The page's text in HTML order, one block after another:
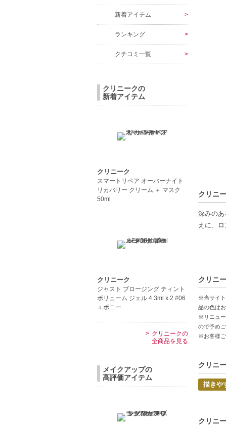
クリニ
深みの
えに、
深みの
ウルト
ロング
【こんな
メイク
中文
クリニ
※当サイト
品の色は
※リニュー
ので予め
※お客様ご
クリニ
描きや
クリニ
新着アイテム
ランキング
クチコミ一覧
クリニークの
新着アイテム
クリニーク
スマートリペア オーバーナイト
リカバリー クリーム ＋ マスク
50ml
クリニーク
ジャスト ブロージング ティント
ボリューム ジェル 4.3ml x 2 #06
エボニー
クリニークの
全商品を見る
メイクアップの
高評価アイテム